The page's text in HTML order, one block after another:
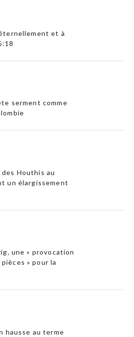
et à
serment comme
Houthis au
un élargissement
une « provocation
» pour la
hausse au terme